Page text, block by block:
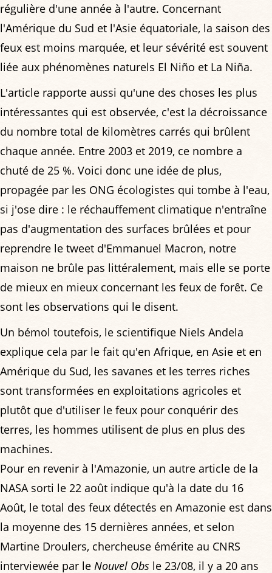
régulière d'une année à l'autre. Concernant
l'Amérique du Sud et l'Asie équatoriale, la saison des
feux est moins marquée, et leur sévérité est souvent
liée aux phénomènes naturels El Niño et La Niña.
L'article rapporte aussi qu'une des choses les plus
intéressantes qui est observée, c'est la décroissance
du nombre total de kilomètres carrés qui brûlent
chaque année. Entre 2003 et 2019, ce nombre a
chuté de 25 %. Voici donc une idée de plus,
propagée par les ONG écologistes qui tombe à l'eau,
si j'ose dire : le réchauffement climatique n'entraîne
pas d'augmentation des surfaces brûlées et pour
reprendre le tweet d'Emmanuel Macron, notre
maison ne brûle pas littéralement, mais elle se porte
de mieux en mieux concernant les feux de forêt. Ce
sont les observations qui le disent.
Un bémol toutefois, le scientifique Niels Andela
explique cela par le fait qu'en Afrique, en Asie et en
Amérique du Sud, les savanes et les terres riches
sont transformées en exploitations agricoles et
plutôt que d'utiliser le feux pour conquérir des
terres, les hommes utilisent de plus en plus des
machines.
Pour en revenir à l'Amazonie, un autre article de la
NASA sorti le 22 août indique qu'à la date du 16
Août, le total des feux détectés en Amazonie est dans
la moyenne des 15 dernières années, et selon
Martine Droulers, chercheuse émérite au CNRS
interviewée par le Nouvel Obs le 23/08, il y a 20 ans